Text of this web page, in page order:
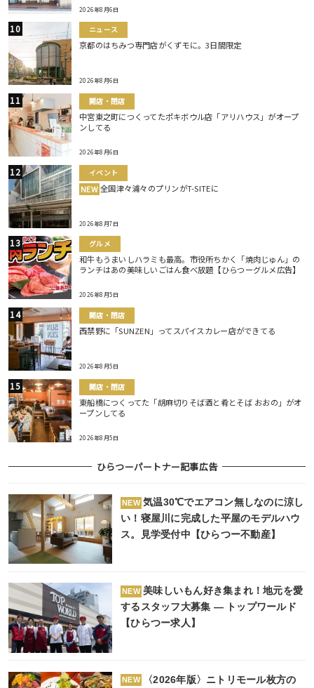
2026年8月6日
ニュース
京都のはちみつ専門店がくずモに。3日間限定
2026年8月6日
開店・閉店
中宮東之町につくってたポキボウル店「アリハウス」がオープ
ンしてる
2026年8月6日
イベント
NEW 全国津々浦々のプリンがT-SITEに
2026年8月7日
グルメ
和牛もうまいしハラミも最高。市役所ちかく「焼肉じゅん」の
ランチはあの美味しいごはん食べ放題【ひらつーグルメ広告】
2026年8月5日
開店・閉店
西禁野に「SUNZEN」ってスパイスカレー店ができてる
2026年8月5日
開店・閉店
東船橋につくってた「胡麻切りそば酒と肴とそば おおの」がオ
ープンしてる
2026年8月5日
ひらつーパートナー記事広告
NEW 気温30℃でエアコン無しなのに涼し
い！寝屋川に完成した平屋のモデルハウ
ス。見学受付中【ひらつー不動産】
NEW 美味しいもん好き集まれ！地元を愛
するスタッフ大募集 ― トップワールド
【ひらつー求人】
NEW 〈2026年版〉ニトリモール枚方の